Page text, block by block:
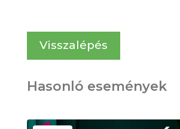
Visszalépés
Hasonló események